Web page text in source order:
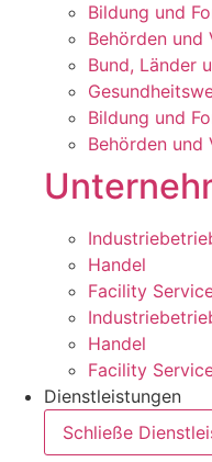
Bildung und
Behörden und
Bund, Länder
Bildung und
Behörden und
Handel
Facility
Handel
Facility
Dienstleistungen
Schließe